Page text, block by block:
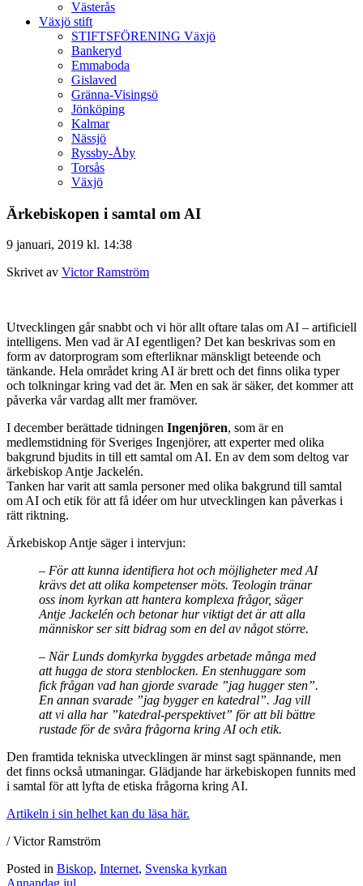
Västerås
Växjö stift
STIFTSFÖRENING Växjö
Bankeryd
Emmaboda
Gislaved
Gränna-Visingsö
Jönköping
Kalmar
Nässjö
Ryssby-Åby
Torsås
Växjö
Ärkebiskopen i samtal om AI
9 januari, 2019 kl. 14:38
Skrivet av Victor Ramström
Utvecklingen går snabbt och vi hör allt oftare talas om AI – artificiell
intelligens. Men vad är AI egentligen? Det kan beskrivas som en
form av datorprogram som efterliknar mänskligt beteende och
tänkande. Hela området kring AI är brett och det finns olika typer
och tolkningar kring vad det är. Men en sak är säker, det kommer att
påverka vår vardag allt mer framöver.
I december berättade tidningen Ingenjören, som är en
medlemstidning för Sveriges Ingenjörer, att experter med olika
bakgrund bjudits in till ett samtal om AI. En av dem som deltog var
ärkebiskop Antje Jackelén.
Tanken har varit att samla personer med olika bakgrund till samtal
om AI och etik för att få idéer om hur utvecklingen kan påverkas i
rätt riktning.
Ärkebiskop Antje säger i intervjun:
– För att kunna identifiera hot och möjligheter med AI
krävs det att olika kompetenser möts. Teologin tränar
oss inom kyrkan att hantera komplexa frågor, säger
Antje Jackelén och betonar hur viktigt det är att alla
människor ser sitt bidrag som en del av något större.
– När Lunds domkyrka byggdes arbetade många med
att hugga de stora stenblocken. En stenhuggare som
fick frågan vad han gjorde svarade ”jag hugger sten”.
En annan svarade ”jag bygger en katedral”. Jag vill
att vi alla har ”katedral-perspektivet” för att bli bättre
rustade för de svåra frågorna kring AI och etik.
Den framtida tekniska utvecklingen är minst sagt spännande, men
det finns också utmaningar. Glädjande har ärkebiskopen funnits med
i samtal för att lyfta de etiska frågorna kring AI.
Artikeln i sin helhet kan du läsa här.
/ Victor Ramström
Posted in Biskop, Internet, Svenska kyrkan